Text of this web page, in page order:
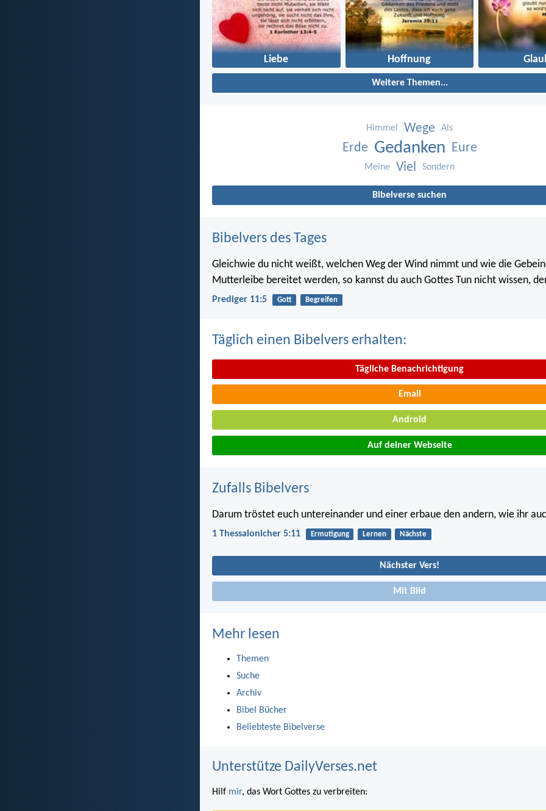
Liebe Hoffnung
Weitere Themen...
Himmel Wege Als
Erde Gedanken Eure
Meine Viel Sondern
Bibelverse suchen
Bibelvers des Tages
Gleichwie du nicht weißt, welchen Weg der Wind nimmt und wie die
Mutterleibe bereitet werden, so kannst du auch Gottes Tun nicht wissen,
Prediger 11:5 Gott Begreifen
Täglich einen Bibelvers erhalten:
Tägliche Benachrichtigung
Email
Android
Auf deiner Webseite
Zufalls Bibelvers
Darum tröstet euch untereinander und einer erbaue den andern, wie ihr
1 Thessalonicher 5:11 Ermutigung Lernen Nächste
Nächster Vers!
Mit Bild
Mehr lesen
Themen
Suche
Archiv
Bibel Bücher
Beliebteste Bibelverse
Unterstütze DailyVerses.net
Hilf mir, das Wort Gottes zu verbreiten: